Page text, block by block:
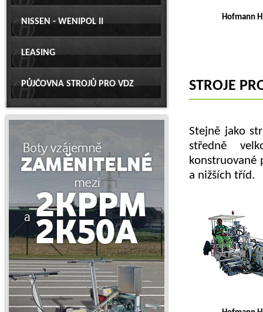
NISSEN - WENIPOL II
LEASING
PŮJČOVNA STROJŮ PRO VDZ
Hofmann
STROJE
Stejně jako
středně
konstruované
a nižších tříd.